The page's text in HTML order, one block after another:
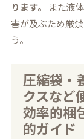
ります。
また液
害が及ぶため厳
う。
圧縮袋・
クスなど
効率的梱
的ガイド